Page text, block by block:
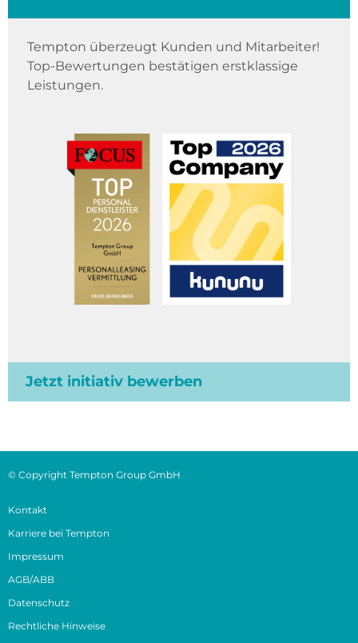
Tempton überzeugt Kunden und Mitarbeiter!
Top-Bewertungen bestätigen erstklassige
Leistungen.
Jetzt initiativ bewerben
© Copyright Tempton Group GmbH
Kontakt
Karriere bei Tempton
Impressum
AGB/ABB
Datenschutz
Rechtliche Hinweise